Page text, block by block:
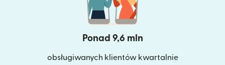
Ponad 9,6 mln
obsługiwanych klientów kwartalnie